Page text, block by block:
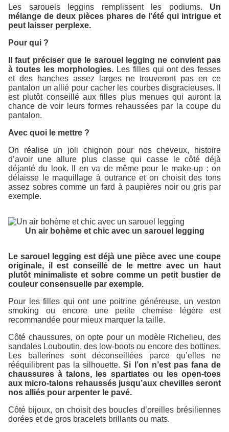
Les sarouels leggins remplissent les podiums. Un
mélange de deux pièces phares de l’été qui intrigue et
peut laisser perplexe.
Pour qui ?
Il faut préciser que le sarouel legging ne convient pas
à toutes les morphologies. Les filles qui ont des fesses
et des hanches assez larges ne trouveront pas en ce
pantalon un allié pour cacher les courbes disgracieuses. Il
est plutôt conseillé aux filles plus menues qui auront la
chance de voir leurs formes rehaussées par la coupe du
pantalon.
Avec quoi le mettre ?
On réalise un joli chignon pour nos cheveux, histoire
d’avoir une allure plus classe qui casse le côté déjà
déjanté du look. Il en va de même pour le make-up : on
délaisse le maquillage à outrance et on choisit des tons
assez sobres comme un fard à paupières noir ou gris par
exemple.
Un air bohème et chic avec un sarouel legging
Le sarouel legging est déjà une pièce avec une coupe
originale, il est conseillé de le mettre avec un haut
plutôt minimaliste et sobre comme un petit bustier de
couleur consensuelle par exemple.
Pour les filles qui ont une poitrine généreuse, un veston
smoking ou encore une petite chemise légère est
recommandée pour mieux marquer la taille.
Côté chaussures, on opte pour un modèle Richelieu, des
sandales Louboutin, des low-boots ou encore des bottines.
Les ballerines sont déconseillées parce qu’elles ne
rééquilibrent pas la silhouette. Si l’on n’est pas fana de
chaussures à talons, les spartiates ou les open-toes
aux micro-talons rehaussés jusqu’aux chevilles seront
nos alliés pour arpenter le pavé.
Côté bijoux, on choisit des boucles d’oreilles brésiliennes
dorées et de gros bracelets brillants ou mats.